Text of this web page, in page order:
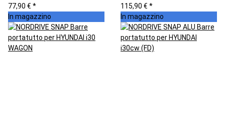
77,90 € *
115,90 € *
In magazzino
In magazzino